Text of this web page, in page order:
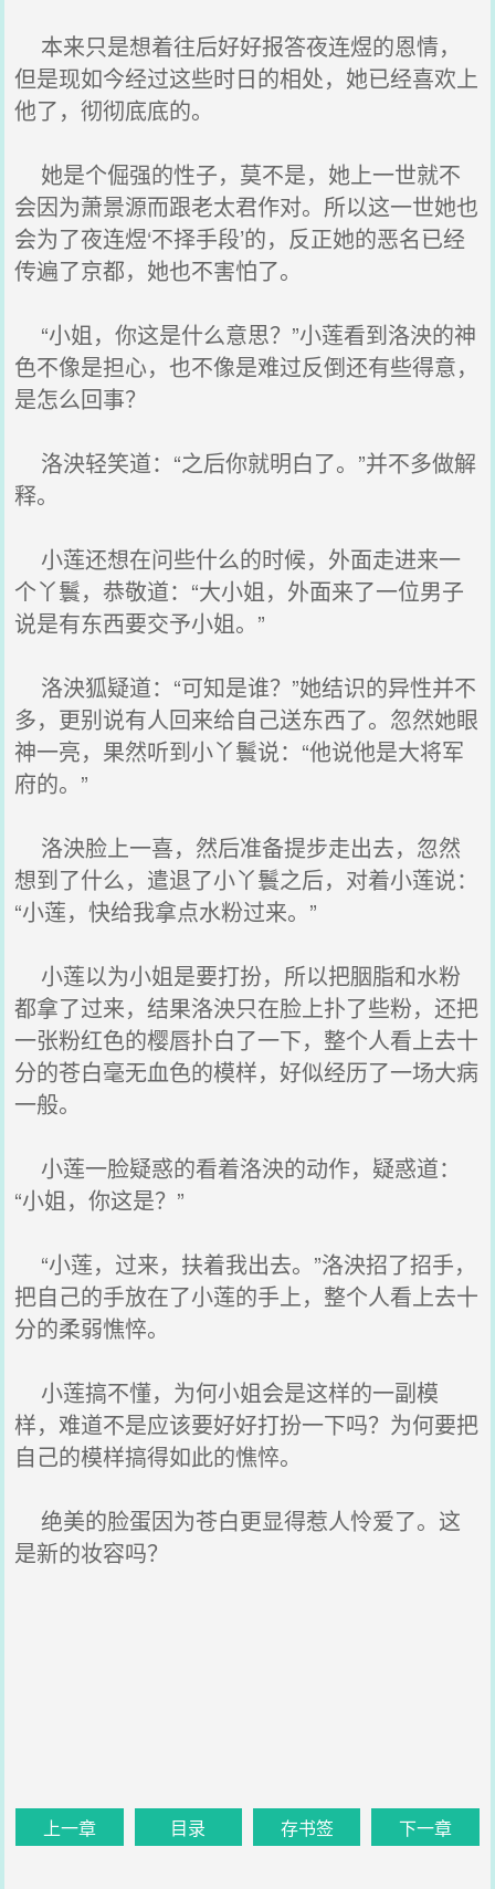
本来只是想着往后好好报答夜连煜的恩情，
但是现如今经过这些时日的相处，她已经喜欢上
他了，彻彻底底的。
她是个倔强的性子，莫不是，她上一世就不
会因为萧景源而跟老太君作对。所以这一世她也
会为了夜连煜‘不择手段’的，反正她的恶名已经
传遍了京都，她也不害怕了。
“小姐，你这是什么意思？”小莲看到洛泱的神
色不像是担心，也不像是难过反倒还有些得意，
是怎么回事？
洛泱轻笑道：“之后你就明白了。”并不多做解
释。
小莲还想在问些什么的时候，外面走进来一
个丫鬟，恭敬道：“大小姐，外面来了一位男子
说是有东西要交予小姐。”
洛泱狐疑道：“可知是谁？”她结识的异性并不
多，更别说有人回来给自己送东西了。忽然她眼
神一亮，果然听到小丫鬟说：“他说他是大将军
府的。”
洛泱脸上一喜，然后准备提步走出去，忽然
想到了什么，遣退了小丫鬟之后，对着小莲说：
“小莲，快给我拿点水粉过来。”
小莲以为小姐是要打扮，所以把胭脂和水粉
都拿了过来，结果洛泱只在脸上扑了些粉，还把
一张粉红色的樱唇扑白了一下，整个人看上去十
分的苍白毫无血色的模样，好似经历了一场大病
一般。
小莲一脸疑惑的看着洛泱的动作，疑惑道：
“小姐，你这是？”
“小莲，过来，扶着我出去。”洛泱招了招手，
把自己的手放在了小莲的手上，整个人看上去十
分的柔弱憔悴。
小莲搞不懂，为何小姐会是这样的一副模
样，难道不是应该要好好打扮一下吗？为何要把
自己的模样搞得如此的憔悴。
绝美的脸蛋因为苍白更显得惹人怜爱了。这
是新的妆容吗？
上一章 目录 存书签 下一章